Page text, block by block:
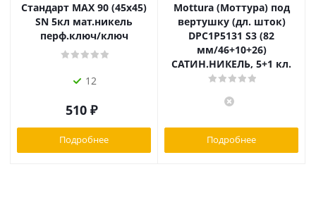
Стандарт MAX 90 (45х45)
SN 5кл мат.никель
перф.ключ/ключ
12
510 ₽
Подробнее
Mottura (Моттура) под
вертушку (дл. шток)
DPC1P5131 S3 (82
мм/46+10+26)
САТИН.НИКЕЛЬ, 5+1 кл.
Подробнее